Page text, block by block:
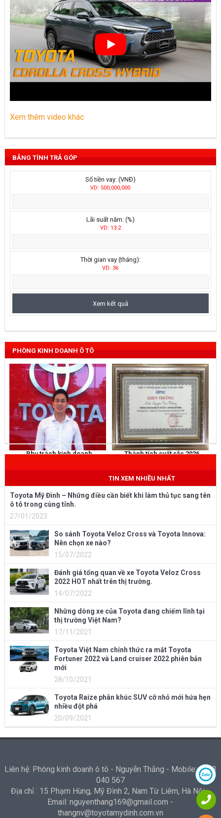
Xem thêm video khác
BẢNG TÍNH TRẢ GÓP
Số tiền vay: (VNĐ)
VD: 500,000,000
Lãi suất năm: (%)
VD: 13.2
Thời gian vay (tháng):
VD: 36
PHÒNG KINH DOANH Ô TÔ
Phụ trách kinh doanh Thành tích suất sắc 2026
TIN XEM NHIỀU NHẤT
Toyota Mỹ Đình – Những điều cần biết khi làm thủ tục sang tên
ô tô trong cùng tỉnh.
27/01/2023
So sánh Toyota Veloz Cross và Toyota Innova:
Nên chọn xe nào?
15/07/2022
Đánh giá tổng quan về xe Toyota Veloz Cross
2022 HOT nhất trên thị trường.
14/07/2022
Những dòng xe của Toyota đang chiếm lĩnh tại
thị trường Việt Nam?
17/11/2021
Toyota Việt Nam chính thức ra mắt Toyota
Fortuner 2022 và Land cruiser 2022 phiên bản
mới
28/10/2021
Toyota Raize phân khúc SUV cỡ nhỏ mới hứa hẹn
nhiều đột phá
20/09/2021
Liên hệ: Phòng kinh doanh ô tô - Nguyễn Thắng - Mobile: 0973
040 567
Địa chỉ : 15 Phạm Hùng, Mỹ Đình 2, Nam Từ Liêm, Hà Nội -
Email: nguyenthang169@gmail.com -
thangnv@toyotamydinh.com.vn